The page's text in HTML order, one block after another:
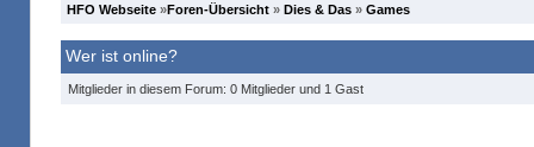
HFO Webseite »Foren-Übersicht » Dies & Das » Games
Wer ist online?
Mitglieder in diesem Forum: 0 Mitglieder und 1 Gast